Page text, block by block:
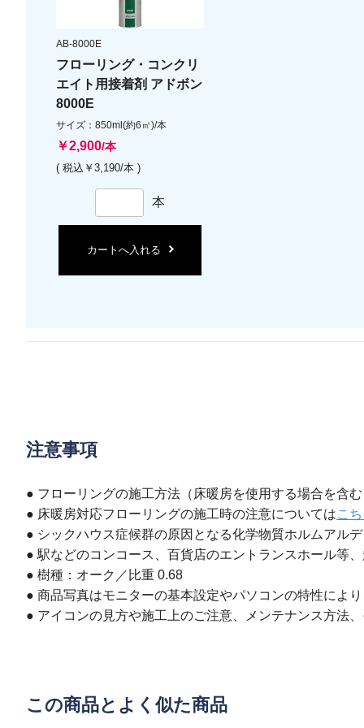
AB-8000E
フローリング・コンクリ
エイト用接着剤 アドボン
8000E
サイズ：850ml(約6㎡)/本
￥2,900/本
( 税込￥3,190/本 )
本
カートへ入れる
注意事項
● フローリングの施工方法（床暖房を使用する場合を含
● 床暖房対応フローリングの施工時の注意についてはこ
● シックハウス症候群の原因となる化学物質ホルムアル
● 駅などのコンコース、百貨店のエントランスホール等
● 樹種：オーク／比重 0.68
● 商品写真はモニターの基本設定やパソコンの特性によ
● アイコンの見方や施工上のご注意、メンテナンス方法
この商品とよく似た商品